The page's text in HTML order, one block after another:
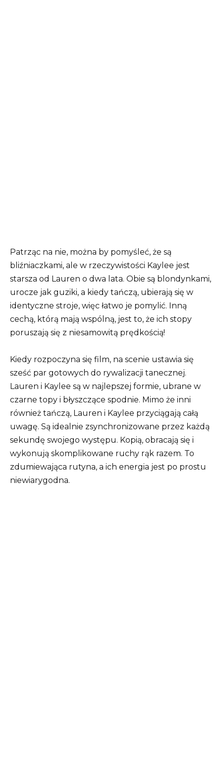
Patrząc na nie, można by pomyśleć, że są
bliźniaczkami, ale w rzeczywistości Kaylee jest
starsza od Lauren o dwa lata. Obie są blondynkami,
urocze jak guziki, a kiedy tańczą, ubierają się w
identyczne stroje, więc łatwo je pomylić. Inną
cechą, którą mają wspólną, jest to, że ich stopy
poruszają się z niesamowitą prędkością!
Kiedy rozpoczyna się film, na scenie ustawia się
sześć par gotowych do rywalizacji tanecznej.
Lauren i Kaylee są w najlepszej formie, ubrane w
czarne topy i błyszczące spodnie. Mimo że inni
również tańczą, Lauren i Kaylee przyciągają całą
uwagę. Są idealnie zsynchronizowane przez każdą
sekundę swojego występu. Kopią, obracają się i
wykonują skomplikowane ruchy rąk razem. To
zdumiewająca rutyna, a ich energia jest po prostu
niewiarygodna.